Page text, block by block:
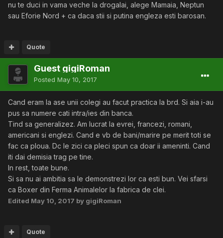
nu te duci in vama veche la drogalai, alege Mamaia, Neptun
sau Eforie Nord + ca daca stii si putina engleza esti barosan.
Quote
Guest gigiRoman
Posted May 10, 2017
Cand eram la ase unii colegi au facut practica la brd. Si aia i-au
pus sa numere cati intra/ies din banca.
Tind sa generalizez. Am lucrat la evrei, francezi, romani,
americani si englezi. Cand e vb de bani/marire pe merit toti se
fac ca ploua. Dc le zici ca pleci spun ca doar ii ameninti. Cand
iti dai demisia trag pe tine.
In rest, toate bune.
Si sa nu ai ambitia sa le demonstrezi lor ca esti bun. Vei sfarsi
ca Boxer din Ferma Animalelor la fabrica de clei.
Edited May 10, 2017 by gigiRoman
Quote